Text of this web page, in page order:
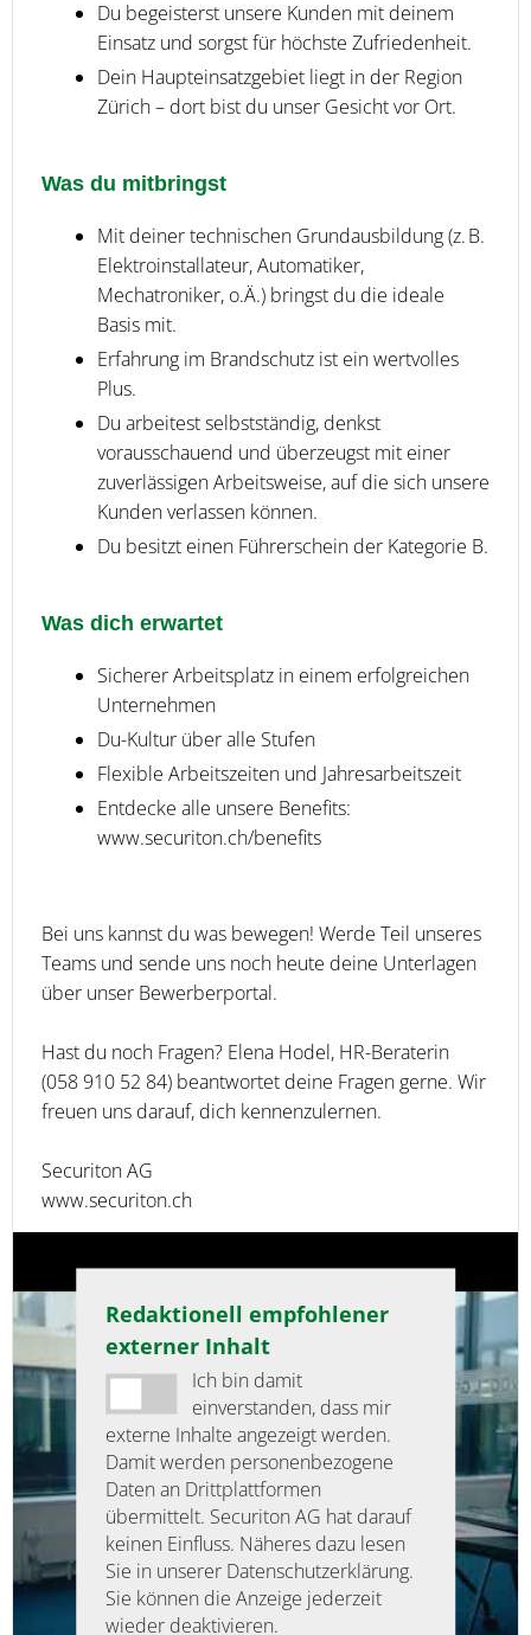
Du begeisterst unsere Kunden mit deinem
Einsatz und sorgst für höchste Zufriedenheit.
Dein Haupteinsatzgebiet liegt in der Region
Zürich – dort bist du unser Gesicht vor Ort.
Was du mitbringst
Mit deiner technischen Grundausbildung (z. B.
Elektroinstallateur, Automatiker,
Mechatroniker, o.Ä.) bringst du die ideale
Basis mit.
Erfahrung im Brandschutz ist ein wertvolles
Plus.
Du arbeitest selbstständig, denkst
vorausschauend und überzeugst mit einer
zuverlässigen Arbeitsweise, auf die sich unsere
Kunden verlassen können.
Du besitzt einen Führerschein der Kategorie B.
Was dich erwartet
Sicherer Arbeitsplatz in einem erfolgreichen
Unternehmen
Du-Kultur über alle Stufen
Flexible Arbeitszeiten und Jahresarbeitszeit
Entdecke alle unsere Benefits:
www.securiton.ch/benefits
Bei uns kannst du was bewegen! Werde Teil unseres
Teams und sende uns noch heute deine Unterlagen
über unser Bewerberportal.
Hast du noch Fragen? Elena Hodel, HR-Beraterin
(058 910 52 84) beantwortet deine Fragen gerne. Wir
freuen uns darauf, dich kennenzulernen.
Securiton AG
www.securiton.ch
Redaktionell empfohlener
externer Inhalt
Ich bin damit
einverstanden, dass mir
externe Inhalte angezeigt werden.
Damit werden personenbezogene
Daten an Drittplattformen
übermittelt. Securiton AG hat darauf
keinen Einfluss. Näheres dazu lesen
Sie in unserer Datenschutzerklärung.
Sie können die Anzeige jederzeit
wieder deaktivieren.